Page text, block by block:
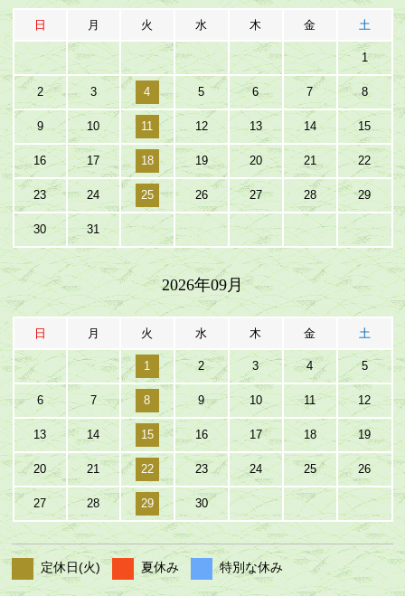
日 月 火 水 木 金 土
1
2 3 4 5 6 7 8
9 10 11 12 13 14 15
16 17 18 19 20 21 22
23 24 25 26 27 28 29
30 31
2026年09月
日 月 火 水 木 金 土
1 2 3 4 5
6 7 8 9 10 11 12
13 14 15 16 17 18 19
20 21 22 23 24 25 26
27 28 29 30
定休日(火) 夏休み 特別な休み